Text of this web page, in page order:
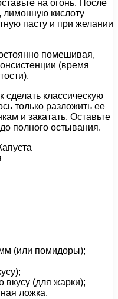
на огонь. После
лимонную кислоту
пасту и при желании
помешивая,
(время
сделать классическую
только разложить ее
и закатать. Оставьте
полного остывания.
(или помидоры);
вкусу (для жарки);
ложка.